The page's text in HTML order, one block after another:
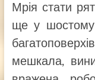
Мрія стати
ще у шостому
мешкала,